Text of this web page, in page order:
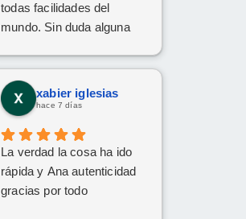
todas facilidades del
mundo. Sin duda alguna
xabier iglesias
hace 7 días
La verdad la cosa ha ido
rápida y Ana autenticidad
gracias por todo